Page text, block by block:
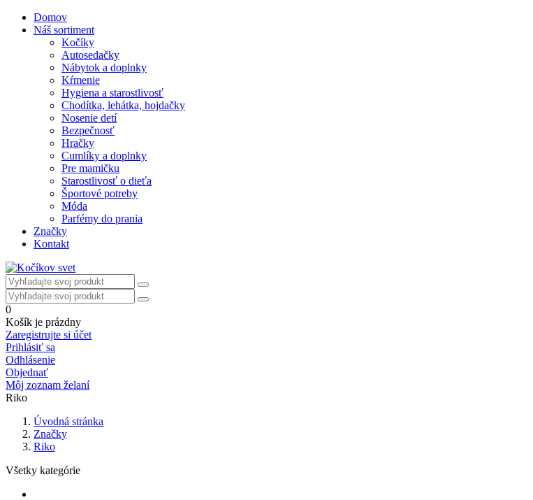
Domov
Náš sortiment
Kočíky
Autosedačky
Nábytok a doplnky
Kŕmenie
Hygiena a starostlivosť
Chodítka, lehátka, hojdačky
Nosenie detí
Bezpečnosť
Hračky
Cumlíky a doplnky
Pre mamičku
Starostlivosť o dieťa
Športové potreby
Móda
Parfémy do prania
Značky
Kontakt
0
Košík je prázdny
Zaregistrujte si účet
Prihlásiť sa
Odhlásenie
Objednať
Môj zoznam želaní
Riko
Úvodná stránka
Značky
Riko
Všetky kategórie